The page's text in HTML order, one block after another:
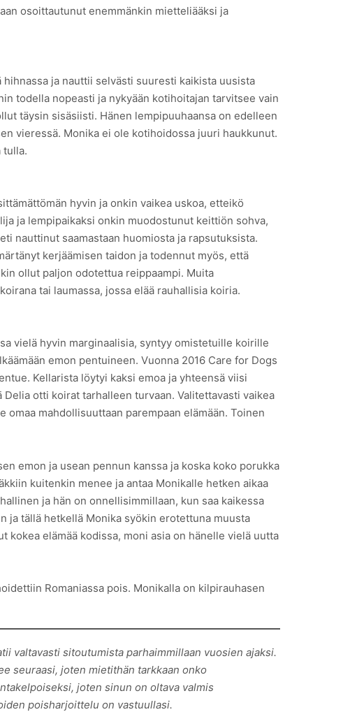
osoittautunut enemmänkin mietteliääksi ja
ja nauttii selvästi suuresti kaikista uusista
todella nopeasti ja nykyään kotihoitajan tarvitsee vain
täysin sisäsiisti. Hänen lempipuuhaansa on edelleen
vieressä. Monika ei ole kotihoidossa juuri haukkunut.
tulla.
hyvin ja onkin vaikea uskoa, etteikö
ja lempipaikaksi onkin muodostunut keittiön sohva,
nauttinut saamastaan huomiosta ja rapsutuksista.
kerjäämisen taidon ja todennut myös, että
ollut paljon odotettua reippaampi. Muita
tai laumassa, jossa elää rauhallisia koiria.
vielä hyvin marginaalisia, syntyy omistetuille koirille
emon pentuineen. Vuonna 2016 Care for Dogs
Kellarista löytyi kaksi emoa ja yhteensä viisi
otti koirat tarhalleen turvaan. Valitettavasti vaikea
mahdollisuuttaan parempaan elämään. Toinen
emon ja usean pennun kanssa ja koska koko porukka
kuitenkin menee ja antaa Monikalle hetken aikaa
ja hän on onnellisimmillaan, kun saa kaikessa
ja tällä hetkellä Monika syökin erotettuna muusta
kokea elämää kodissa, moni asia on hänelle vielä uutta
Romaniassa pois. Monikalla on kilpirauhasen
valtavasti sitoutumista parhaimmillaan vuosien ajaksi.
seuraasi, joten mietithän tarkkaan onko
joten sinun on oltava valmis
poisharjoittelu on vastuullasi.